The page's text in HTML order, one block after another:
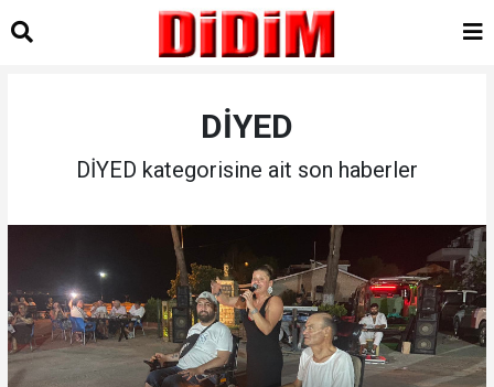
DİYED
DİYED kategorisine ait son haberler